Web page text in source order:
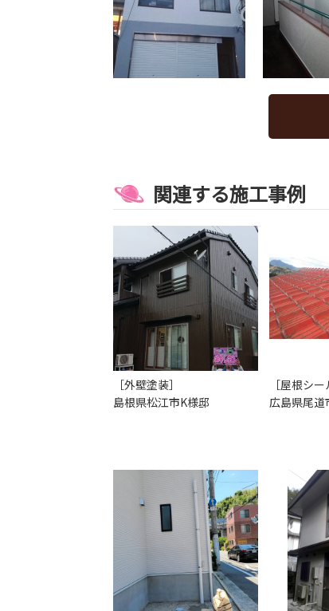
関連する施工事例
［外壁塗装］
島根県松江市K様邸
［屋根シー
広島県尾道